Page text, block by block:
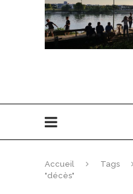
Accueil Tags
"décès"